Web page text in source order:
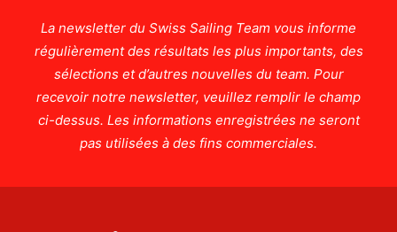
La newsletter du Swiss Sailing Team vous informe
régulièrement des résultats les plus importants, des
sélections et d’autres nouvelles du team. Pour
recevoir notre newsletter, veuillez remplir le champ
ci-dessus. Les informations enregistrées ne seront
pas utilisées à des fins commerciales.